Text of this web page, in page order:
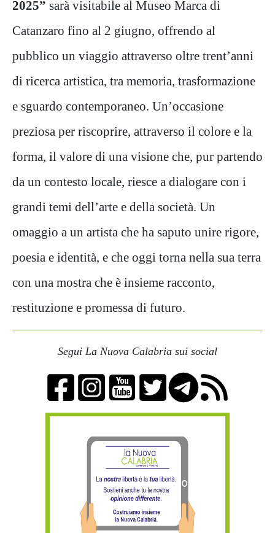
2025” sarà visitabile al Museo Marca di
Catanzaro fino al 2 giugno, offrendo al
pubblico un viaggio attraverso oltre trent’anni
di ricerca artistica, tra memoria, trasformazione
e sguardo contemporaneo. Un’occasione
preziosa per riscoprire, attraverso il colore e la
forma, il valore di una visione che, pur partendo
da un contesto locale, riesce a dialogare con i
grandi temi dell’arte e della società. Un
omaggio a un artista che ha saputo unire rigore,
poesia e identità, e che oggi torna nella sua terra
con una mostra che è insieme racconto,
restituzione e promessa di futuro.
Segui La Nuova Calabria sui social